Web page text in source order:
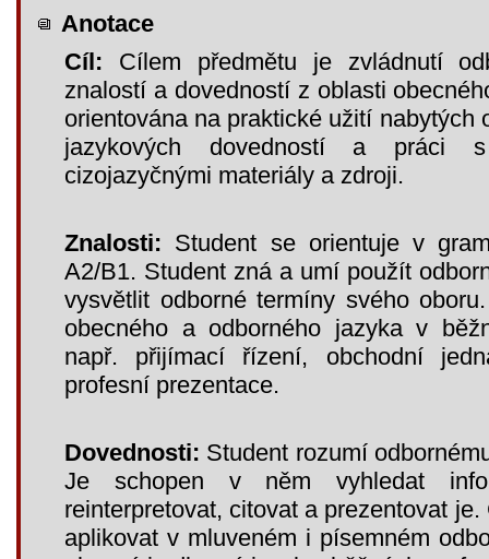
Anotace
Cíl: Cílem předmětu je zvládnutí
znalostí a dovedností z oblasti
orientována na praktické užití nabytých
jazykových dovedností a práci
cizojazyčnými materiály a zdroji.
Znalosti: Student se orientuje v
A2/B1. Student zná a umí použít
vysvětlit odborné termíny svého
obecného a odborného jazyka v
např. přijímací řízení, obchodní
profesní prezentace.
Dovednosti: Student rozumí
Je schopen v něm vyhledat
reinterpretovat, citovat a prezentovat
aplikovat v mluveném i písemném